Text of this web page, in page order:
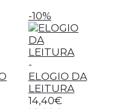
-10%
-
ELOGIO DA
LEITURA
14,40€